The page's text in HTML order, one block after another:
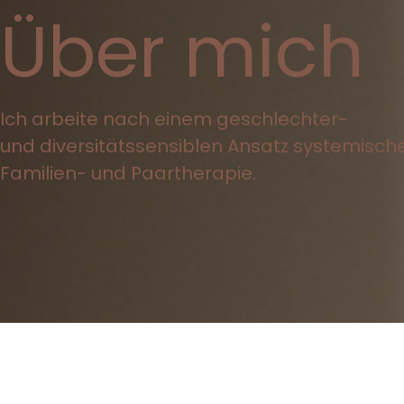
Über mich
Ich arbeite nach einem geschlechter-
und diversitätssensiblen Ansatz
Familien- und Paartherapie.